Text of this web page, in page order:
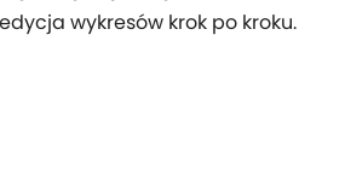
edycja wykresów krok po kroku.